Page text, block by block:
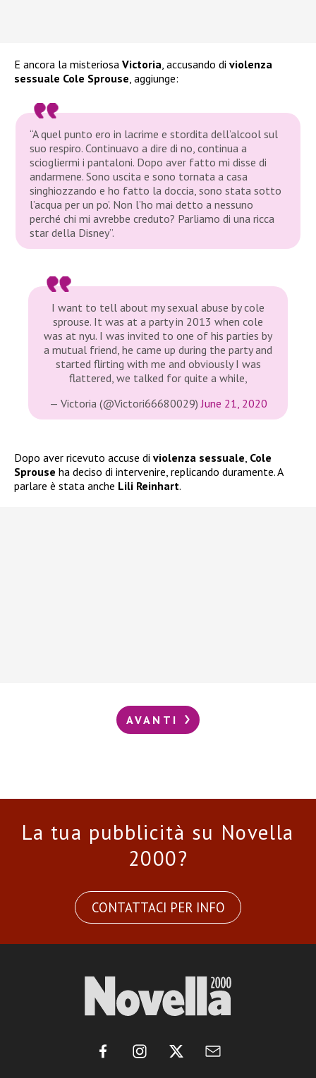
E ancora la misteriosa Victoria , accusando di violenza
sessuale Cole Sprouse , aggiunge:
“A quel punto ero in lacrime e stordita dell’alcool sul
suo respiro. Continuavo a dire di no, continua a
sciogliermi i pantaloni. Dopo aver fatto mi disse di
andarmene. Sono uscita e sono tornata a casa
singhiozzando e ho fatto la doccia, sono stata sotto
l’acqua per un po’. Non l’ho mai detto a nessuno
perché chi mi avrebbe creduto? Parliamo di una ricca
star della Disney”.
I want to tell about my sexual abuse by cole
sprouse. It was at a party in 2013 when cole
was at nyu. I was invited to one of his parties by
a mutual friend, he came up during the party and
started flirting with me and obviously I was
flattered, we talked for quite a while,
— Victoria (@Victori66680029) June 21, 2020
Dopo aver ricevuto accuse di violenza sessuale Cole
Sprouse ha deciso di intervenire, replicando duramente. A
parlare è stata anche Lili Reinhart.
AVANTI
La tua pubblicità su Novella
2000?
CONTATTACI PER INFO